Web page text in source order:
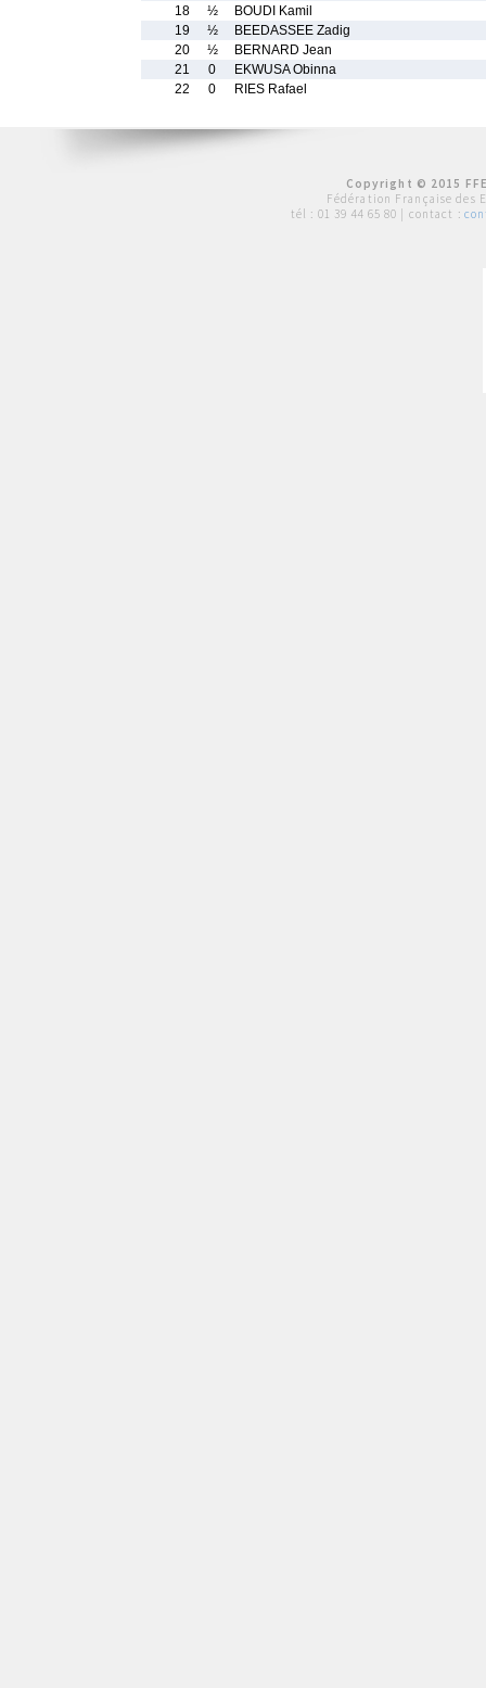
18
½
BOUDI Kamil
19
½
BEEDASSEE Zadig
20
½
BERNARD Jean
21
0
EKWUSA Obinna
22
0 RIES Rafael
Copyright © 2015
Fédération Française des
tél : 01 39 44 65 80 | contact :